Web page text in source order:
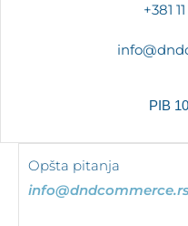
+381
PIB
Opšta pitanja